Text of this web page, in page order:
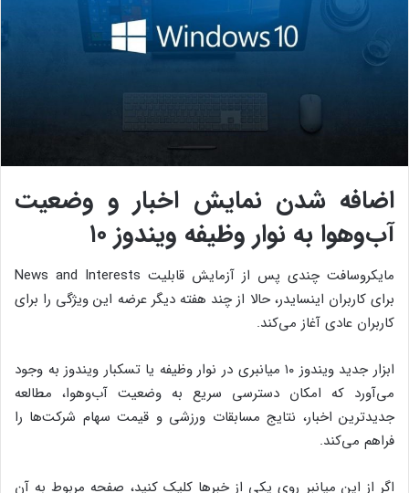
اضافه شدن نمایش اخبار و وضعیت
آب‌وهوا به نوار وظیفه ویندوز ۱۰
مایکروسافت چندی پس از آزمایش قابلیت News and Interests
برای کاربران اینسایدر، حالا از چند هفته دیگر عرضه این ویژگی را برای
کاربران عادی آغاز می‌کند.
ابزار جدید ویندوز ۱۰ میانبری در نوار وظیفه یا تسکبار ویندوز به وجود
می‌آورد که امکان دسترسی سریع به وضعیت آب‌وهوا، مطالعه
جدیدترین اخبار، نتایج مسابقات ورزشی و قیمت سهام شرکت‌ها را
فراهم می‌کند.
اگر از این میانبر روی یکی از خبرها کلیک کنید، صفحه مربوط به آن